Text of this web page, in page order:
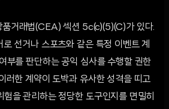
품거래법(CEA) 섹션 5c(c)(5)(C)가 있다.
선거나 스포츠와 같은 특정 이벤트 계
부를 판단하는 공익 심사를 수행할 권한
러한 계약이 도박과 유사한 성격을 띠고
험을 관리하는 정당한 도구인지를 면밀히